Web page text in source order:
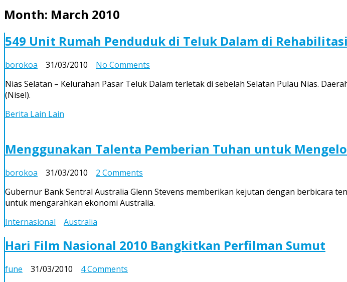
Month: March 2010
549 Unit Rumah Penduduk di Teluk Dalam di
borokoa 31/03/2010 No Comments
Unit
di
Nias Selatan – Kelurahan Pasar Teluk Dalam terletak di sebelah Selatan Pulau Nias.
(Nisel).
Berita Lain Lain
Menggunakan Talenta Pemberian Tuhan untuk
borokoa 31/03/2010 2 Comments
Talenta
Pemberian
Mengelola
Ekonomi
Gubernur Bank Sentral Australia Glenn Stevens memberikan kejutan dengan berbicara
untuk mengarahkan ekonomi Australia.
Internasional
Australia
Hari Film Nasional 2010 Bangkitkan Perfilman Sumut
fune 31/03/2010 4 Comments